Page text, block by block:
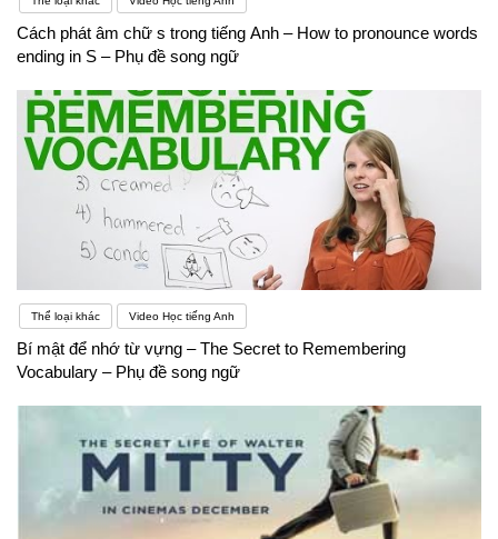
Cách phát âm chữ s trong tiếng Anh – How to pronounce words
ending in S – Phụ đề song ngữ
Thể loại khác Video Học tiếng Anh
Bí mật để nhớ từ vựng – The Secret to Remembering
Vocabulary – Phụ đề song ngữ